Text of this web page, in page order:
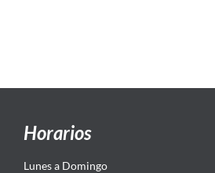
Horarios
Lunes a Domingo